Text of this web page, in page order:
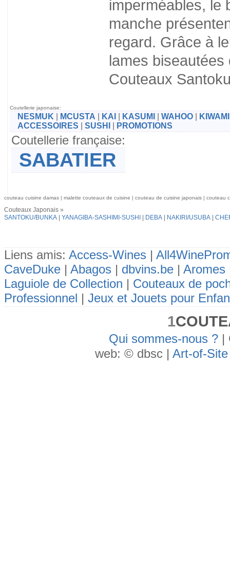
imperméables, le
manche
regard. Grâce à
lames
Couteaux
Coutellerie japonaise:
NESMUK MCUSTA KAI KASUMI WAHOO KIWAMI
ACCESSOIRES
SUSHI PROMOTIONS
Coutellerie française:
SABATIER
couteau cuisine damas | malette couteaux de cuisine | couteau de cuisine japonais | couteau
Couteaux Japonais »
SANTOKU/BUNKA YANAGIBA-SASHIMI-SUSHI DEBA NAKIRI/USUBA
Liens amis: Access-Wines |
CaveDuke | Abagos | dbvins.be | Aromes
Laguiole de Collection | Couteaux de
Professionnel | Jeux et Jouets pour
1
Qui sommes-nous ?|
web: © dbsc | Art-of-Site